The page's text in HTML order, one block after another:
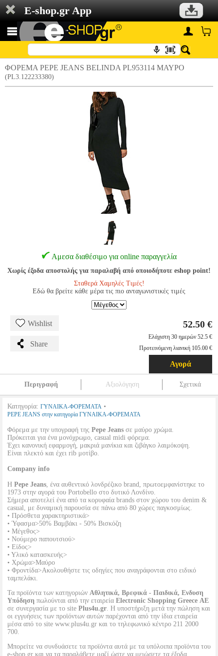
E-shop.gr App
ΦΟΡΕΜΑ PEPE JEANS BELINDA PL953114 ΜΑΥΡΟ
(PL3.122233380)
Αμεσα διαθέσιμο για online παραγγελία
Χωρίς έξοδα αποστολής για παραλαβή από οποιοδήποτε eshop point!
Σταθερά Χαμηλές Τιμές!
Εδώ θα βρείτε κάθε μέρα τις πιο ανταγωνιστικές τιμές
Wishlist
Share
52.50 €
Ελάχιστη 30 ημερών 52.5 €
Προτεινόμενη λιανική 105.00 €
Αγορά
Περιγραφή Αξιολόγηση Σχετικά
Κατηγορία: ΓΥΝΑΙΚΑ-ΦΟΡΕΜΑΤΑ •
PEPE JEANS στην κατηγορία ΓΥΝΑΙΚΑ-ΦΟΡΕΜΑΤΑ
Φόρεμα με την υπογραφή της Pepe Jeans σε μαύρο χρώμα.
Πρόκειται για ένα μονόχρωμο, casual midi φόρεμα.
Έχει κανονική εφαρμογή, μακριά μανίκια και ζιβάγκο λαιμόκοψη.
Είναι πλεκτό και έχει rib μοτίβο.
Company info
Η Pepe Jeans, ένα αυθεντικό λονδρέζικο brand, πρωτοεμφανίστηκε το
1973 στην αγορά του Portobello στο δυτικό Λονδίνο.
Σήμερα αποτελεί ένα από τα κορυφαία brands στον χώρου του denim &
casual, με δυναμική παρουσία σε πάνω από 80 χώρες παγκοσμίως.
• Πρόσθετα χαρακτηριστικά>
• Ύφασμα>50% Βαμβάκι - 50% Βισκόζη
• Μέγεθος>
• Νούμερο παπουτσιού>
• Είδος>
• Υλικό κατασκευής>
• Χρώμα>Μαύρο
• Φροντίδα>Ακολουθήστε τις οδηγίες που αναγράφονται στο ειδικό
ταμπελάκι.
Τα προϊόντα των κατηγοριών Αθλητικά, Βρεφικά - Παιδικά, Ενδυση
Υπόδηση πωλούνται από την εταιρεία Electronic Shopping Greece ΑΕ
σε συνεργασία με το site Plus4u.gr. Η υποστήριξη μετά την πώληση και
οι εγγυήσεις των προϊόντων αυτών παρέχονται από την ίδια εταιρεία
μέσα από το site www.plus4u.gr και το τηλεφωνικό κέντρο 211 2000
700.
Μπορείτε να συνδυάσετε τα προϊόντα αυτά με τα υπόλοιπα προϊόντα του
e-shop.gr και να τα παραλάβετε μαζί ώστε να μειώσετε τα έξοδα